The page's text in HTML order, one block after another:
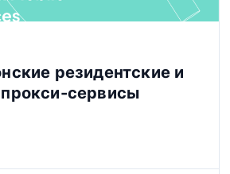
резидентские и
сервисы